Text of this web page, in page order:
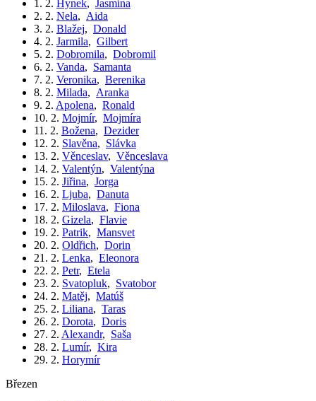
1. 2. Hynek, Jasmína
2. 2. Nela, Aida
3. 2. Blažej, Donald
4. 2. Jarmila, Gilbert
5. 2. Dobromila, Dobromil
6. 2. Vanda, Samanta
7. 2. Veronika, Berenika
8. 2. Milada, Aranka
9. 2. Apolena, Ronald
10. 2. Mojmír, Mojmíra
11. 2. Božena, Dezider
12. 2. Slavěna, Slávka
13. 2. Věnceslav, Věnceslava
14. 2. Valentýn, Valentýna
15. 2. Jiřina, Jorga
16. 2. Ljuba, Danuta
17. 2. Miloslava, Fiona
18. 2. Gizela, Flavie
19. 2. Patrik, Mansvet
20. 2. Oldřich, Dorin
21. 2. Lenka, Eleonora
22. 2. Petr, Etela
23. 2. Svatopluk, Svatobor
24. 2. Matěj, Matúš
25. 2. Liliana, Taras
26. 2. Dorota, Doris
27. 2. Alexandr, Saša
28. 2. Lumír, Kira
29. 2. Horymír
březen